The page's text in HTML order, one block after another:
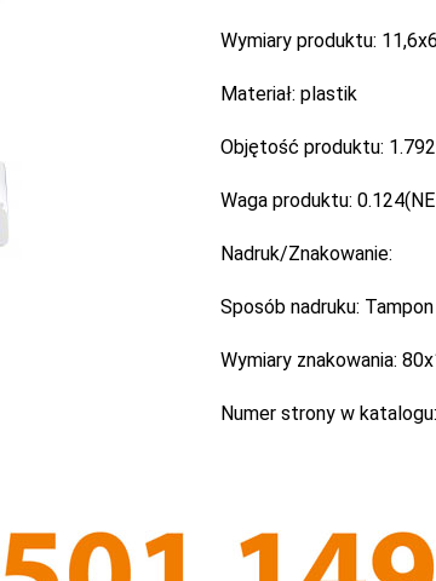
Wymiary produktu:
Materiał: plastik
Objętość produktu: 1.792
Waga produktu:
Nadruk/Znakowanie:
Sposób nadruku:
Wymiary znakowania:
Numer strony w katalogu: